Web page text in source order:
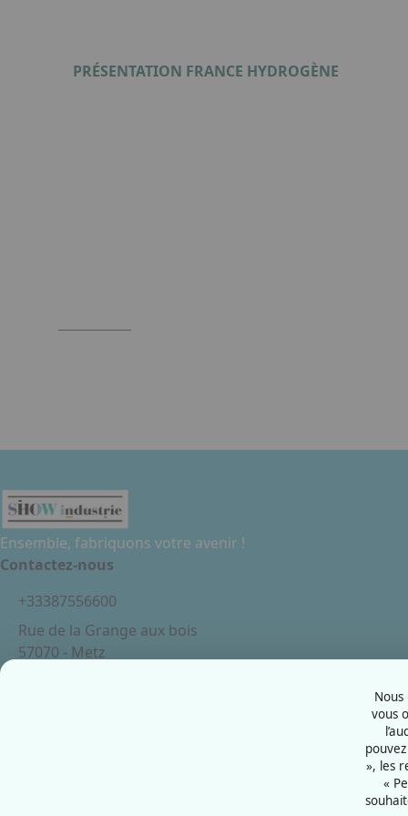
PRÉSENTATION FRANCE HYDROGÈNE
Ensemble, fabriquons votre avenir !
Contactez-nous
+33387556600
Rue de la Grange aux bois
57070 - Metz
vous
», les
«